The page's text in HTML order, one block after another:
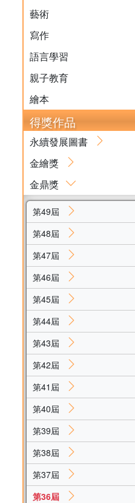
藝術
寫作
語言學習
親子教育
繪本
得獎作品
永續發展圖書
金繪獎
金鼎獎
第49屆
第48屆
第47屆
第46屆
第45屆
第44屆
第43屆
第42屆
第41屆
第40屆
第39屆
第38屆
第37屆
第36屆